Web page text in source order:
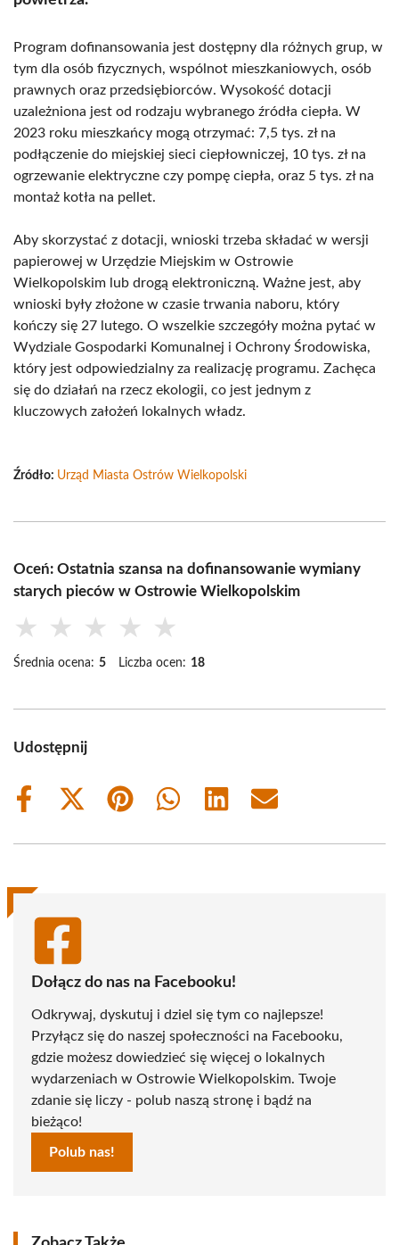
Program dofinansowania jest dostępny dla różnych grup, w
tym dla osób fizycznych, wspólnot mieszkaniowych, osób
prawnych oraz przedsiębiorców. Wysokość dotacji
uzależniona jest od rodzaju wybranego źródła ciepła. W
2023 roku mieszkańcy mogą otrzymać: 7,5 tys. zł na
podłączenie do miejskiej sieci ciepłowniczej, 10 tys. zł na
ogrzewanie elektryczne czy pompę ciepła, oraz 5 tys. zł na
montaż kotła na pellet.
Aby skorzystać z dotacji, wnioski trzeba składać w wersji
papierowej w Urzędzie Miejskim w Ostrowie
Wielkopolskim lub drogą elektroniczną. Ważne jest, aby
wnioski były złożone w czasie trwania naboru, który
kończy się 27 lutego. O wszelkie szczegóły można pytać w
Wydziale Gospodarki Komunalnej i Ochrony Środowiska,
który jest odpowiedzialny za realizację programu. Zachęca
się do działań na rzecz ekologii, co jest jednym z
kluczowych założeń lokalnych władz.
Źródło: Urząd Miasta Ostrów Wielkopolski
Oceń: Ostatnia szansa na dofinansowanie wymiany
starych pieców w Ostrowie Wielkopolskim
★ ★ ★ ★ ★
Średnia ocena: 5 Liczba ocen: 18
Udostępnij
Share
Share
(Twitter)
Share
Share
Share
Share
Dołącz do nas na Facebooku!
Odkrywaj, dyskutuj i dziel się tym co najlepsze!
Przyłącz się do naszej społeczności na Facebooku,
gdzie możesz dowiedzieć się więcej o lokalnych
wydarzeniach w Ostrowie Wielkopolskim. Twoje
zdanie się liczy - polub naszą stronę i bądź na
bieżąco!
Polub nas!